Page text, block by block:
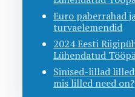
Euro paberrahad
turvaelemendid
2024 Eesti
Lühendatud
Sinised-lillad lilled
mis lilled need on?